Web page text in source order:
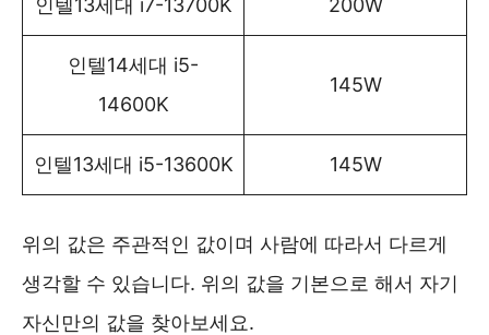
인텔14세대 i5-
14600K
145W
인텔13세대 i5-13600K 145W
위의 값은 주관적인 값이며 사람에 따라서 다르게
생각할 수 있습니다. 위의 값을 기본으로 해서 자기
자신만의 값을 찾아보세요.